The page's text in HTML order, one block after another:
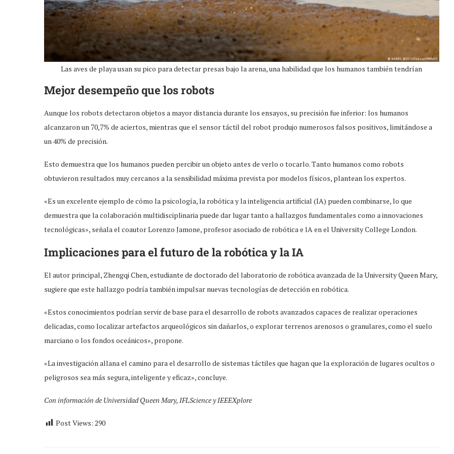
Las aves de playa usan su pico para detectar presas bajo la arena, una habilidad que los humanos también tendrían
Mejor desempeño que los robots
Aunque los robots detectaron objetos a mayor distancia durante los ensayos, su precisión fue inferior: los humanos
alcanzaron un 70,7% de aciertos, mientras que el sensor táctil del robot produjo numerosos falsos positivos, limitándose a
un 40% de precisión.
Esto demuestra que los humanos pueden percibir un objeto antes de verlo o tocarlo. Tanto humanos como robots
obtuvieron resultados muy cercanos a la sensibilidad máxima prevista por modelos físicos, plantean los expertos.
«Es un excelente ejemplo de cómo la psicología, la robótica y la inteligencia artificial (IA) pueden combinarse, lo que
demuestra que la colaboración multidisciplinaria puede dar lugar tanto a hallazgos fundamentales como a innovaciones
tecnológicas», señala el coautor Lorenzo Jamone, profesor asociado de robótica e lA en el University College London.
Implicaciones para el futuro de la robótica y la IA
El autor principal, Zhengqi Chen, estudiante de doctorado del laboratorio de robótica avanzada de la University Queen Mary,
sugiere que este hallazgo podría también impulsar nuevas tecnologías de detección en robótica.
«Estos conocimientos podrían servir de base para el desarrollo de robots avanzados capaces de realizar operaciones
delicadas, como localizar artefactos arqueológicos sin dañarlos, o explorar terrenos arenosos o granulares, como el suelo
marciano o los fondos oceánicos», propone.
«La investigación allana el camino para el desarrollo de sistemas táctiles que hagan que la exploración de lugares ocultos o
peligrosos sea más segura, inteligente y eficaz», concluye.
Con información de Universidad Queen Mary, IFLScience y IEEEXplore
Post Views: 290